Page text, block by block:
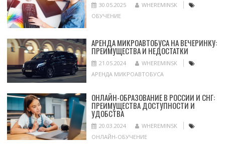
30.05.2025
WHEREMINSK
ОБУЧЕНИЕ
АРЕНДА МИКРОАВТОБУСА НА ВЕЧЕРИНКУ:
ПРЕИМУЩЕСТВА И НЕДОСТАТКИ
21.05.2024
WHEREMINSK
АРЕНДА МИКРОАВТОБУСА
ОНЛАЙН-ОБРАЗОВАНИЕ В РОССИИ И СНГ:
ПРЕИМУЩЕСТВА ДОСТУПНОСТИ И
УДОБСТВА
20.03.2024
WHEREMINSK
ОНЛАЙН-ОБУЧЕНИЕ